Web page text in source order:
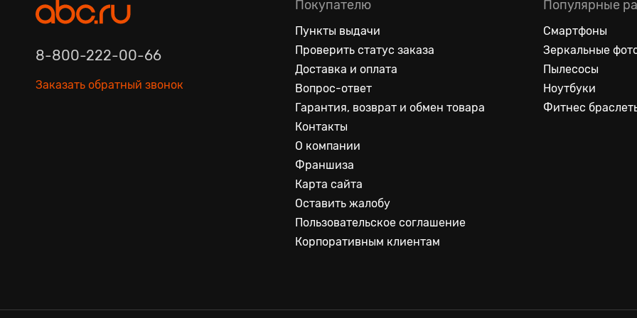
8-800-222-00-66
Заказать обратный звонок
Покупателю
Пункты выдачи
Проверить статус заказа
Доставка и оплата
Вопрос-ответ
Гарантия, возврат и обмен товара
Контакты
О компании
Франшиза
Карта сайта
Оставить жалобу
Пользовательское соглашение
Корпоративным клиентам
Популярные
Смартфоны
Зеркальные
Пылесосы
Ноутбуки
Фитнес